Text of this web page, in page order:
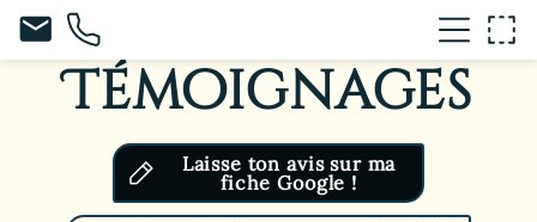
Témoignages
Laisse ton avis sur ma
fiche Google !
mail